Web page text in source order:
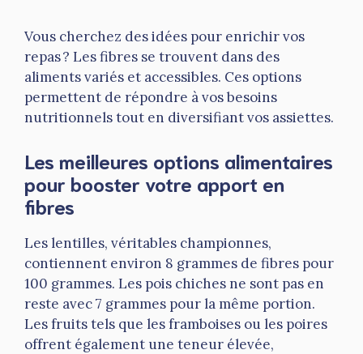
Vous cherchez des idées pour enrichir vos
repas ? Les fibres se trouvent dans des
aliments variés et accessibles. Ces options
permettent de répondre à vos besoins
nutritionnels tout en diversifiant vos assiettes.
Les meilleures options alimentaires
pour booster votre apport en
fibres
Les lentilles, véritables championnes,
contiennent environ 8 grammes de fibres pour
100 grammes. Les pois chiches ne sont pas en
reste avec 7 grammes pour la même portion.
Les fruits tels que les framboises ou les poires
offrent également une teneur élevée,